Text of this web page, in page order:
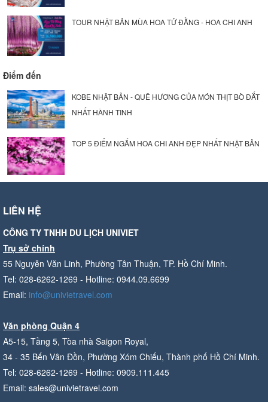
TOUR NHẬT BẢN MÙA HOA TỬ ĐẰNG - HOA CHI ANH
Điểm đến
KOBE NHẬT BẢN - QUÊ HƯƠNG CỦA MÓN THỊT BÒ ĐẮT
NHẤT HÀNH TINH
TOP 5 ĐIỂM NGẮM HOA CHI ANH ĐẸP NHẤT NHẬT BẢN
LIÊN HỆ
CÔNG TY TNHH DU LỊCH UNIVIET
Trụ sở chính
55 Nguyễn Văn Linh, Phường Tân Thuận, TP. Hồ Chí Minh.
Tel: 028-6262-1269 - Hotline: 0944.09.6699
Email: info@univietravel.com
Văn phòng Quận 4
A5-15, Tầng 5, Tòa nhà Saigon Royal,
34 - 35 Bến Vân Đồn, Phường Xóm Chiếu, Thành phố Hồ Chí Minh.
Tel: 028-6262-1269 - Hotline: 0909.111.445
Email: sales@univietravel.com